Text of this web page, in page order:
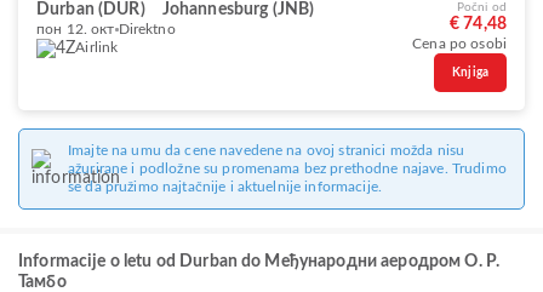
Durban (DUR) Johannesburg (JNB)
пон 12. окт Direktno
Airlink
Počni od
€ 74,48
Cena po osobi
Knjiga
Imajte na umu da cene navedene na ovoj stranici možda nisu
ažurirane i podložne su promenama bez prethodne najave. Trudimo
se da pružimo najtačnije i aktuelnije informacije.
Informacije o letu od Durban do Међународни аеродром О. Р.
Тамбо